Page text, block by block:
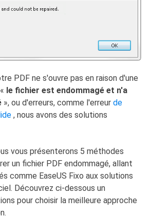
PDF ne s'ouvre pas en raison d'une
le fichier est endommagé et n'a
», ou d'erreurs, comme l'erreur de
, nous avons des solutions
vous présenterons 5 méthodes
un fichier PDF endommagé, allant
comme EaseUS Fixo aux solutions
Découvrez ci-dessous un
pour choisir la meilleure approche